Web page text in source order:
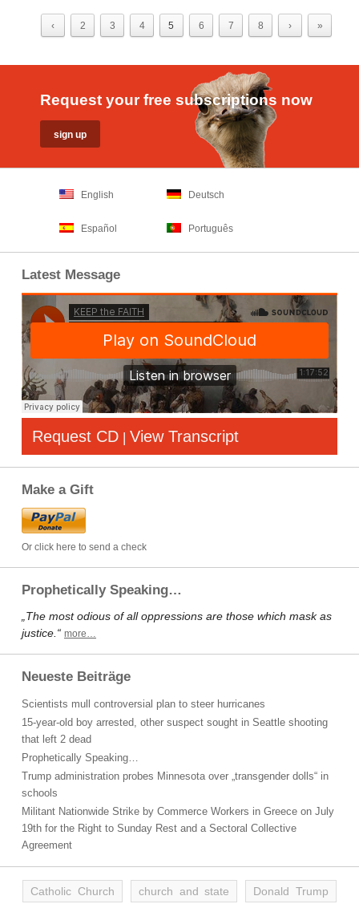
‹ 2 3 4 5 6 7 8 › »
Request your free subscriptions now
English Deutsch
Español Português
Latest Message
Request CD | View Transcript
Make a Gift
Or click here to send a check
Prophetically Speaking…
„The most odious of all oppressions are those which mask as
justice.“ more…
Neueste Beiträge
Scientists mull controversial plan to steer hurricanes
15-year-old boy arrested, other suspect sought in Seattle shooting
that left 2 dead
Prophetically Speaking…
Trump administration probes Minnesota over „transgender dolls“ in
schools
Militant Nationwide Strike by Commerce Workers in Greece on July
19th for the Right to Sunday Rest and a Sectoral Collective
Agreement
Catholic Church church and state
Donald Trump